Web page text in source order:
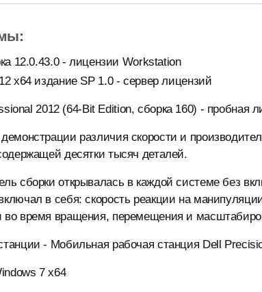
12.0.43.0 - лицензии Workstation
x64 издание SP 1.0 - сервер лицензий
2012 (64-Bit Edition, сборка 160) - пробная
различия скорости и
десятки тысяч деталей.
сборки открывалась в каждой системе без
в себя: скорость реакции на
во время вращения, перемещения и
- Мобильная рабочая станция Dell
7 x64